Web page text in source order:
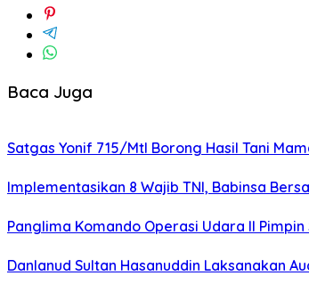
Baca Juga
Satgas Yonif 715/Mtl Borong Hasil Tani
Implementasikan 8 Wajib TNI, Babinsa
Panglima Komando Operasi Udara II
Danlanud Sultan Hasanuddin Laksanakan